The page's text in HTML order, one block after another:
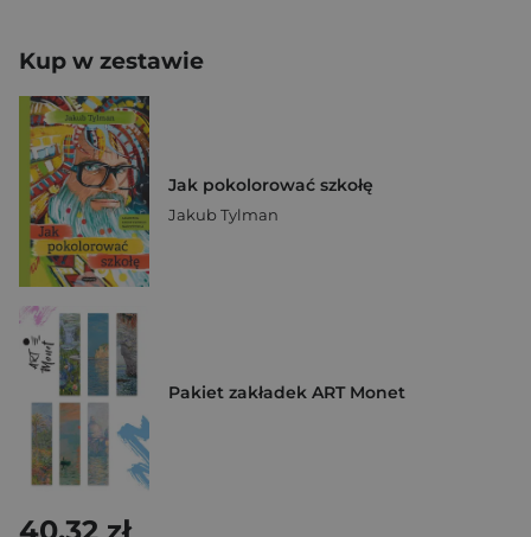
Kup w zestawie
Jak pokolorować szkołę
Jakub Tylman
Pakiet zakładek ART Monet
40,32 zł